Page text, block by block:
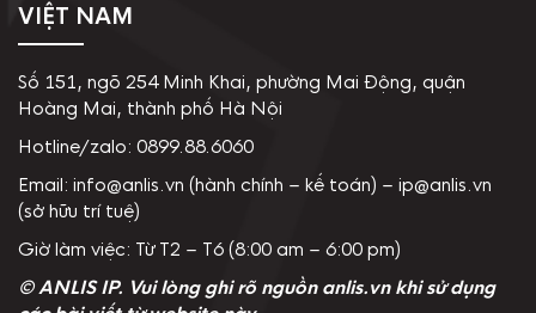
VIỆT NAM
Số 151, ngõ 254 Minh Khai, phường Mai Động, quận
Hoàng Mai, thành phố Hà Nội
Hotline/zalo: 0899.88.6060
Email: info@anlis.vn (hành chính – kế toán) – ip@anlis.vn
(sở hữu trí tuệ)
Giờ làm việc: Từ T2 – T6 (8:00 am – 6:00 pm)
© ANLIS IP. Vui lòng ghi rõ nguồn anlis.vn khi sử dụng